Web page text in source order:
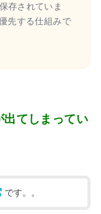
存されていま
先する仕組みで
出てしまってい
です。。